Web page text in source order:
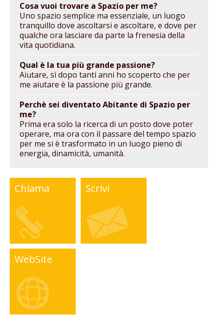
Cosa vuoi trovare a Spazio per me?
Uno spazio semplice ma essenziale, un luogo
tranquillo dove ascoltarsi e ascoltare, e dove per
qualche ora lasciare da parte la frenesia della
vita quotidiana.
Qual è la tua più grande passione?
Aiutare, sì dopo tanti anni ho scoperto che per
me aiutare è la passione più grande.
Perchè sei diventato Abitante di Spazio per
me?
Prima era solo la ricerca di un posto dove poter
operare, ma ora con il passare del tempo spazio
per me si è trasformato in un luogo pieno di
energia, dinamicità, umanità.
Chiama Scrivi
WebSite